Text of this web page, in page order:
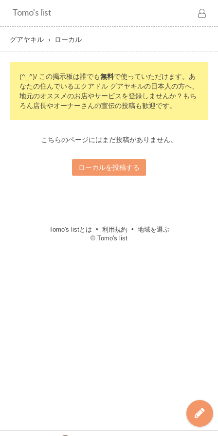
Tomo's list
グアヤキル ローカル
(^_^)/ この掲示板は誰でも無料で使っていただけます。あ
なたの住んでいるエクアドル グアヤキルの日本人の方へ、
地元のオススメのお店やサービスを登録しませんか？もち
ろん店長やオーナーさんの宣伝の投稿も歓迎です。
こちらのページにはまだ投稿がありません。
ローカルを投稿する
Tomo's listとは 利用規約
地域を選ぶ
© Tomo's list